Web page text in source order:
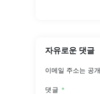
자유로운 댓글
이메일 주소는 공
댓글 *